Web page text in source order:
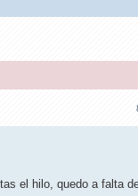
el hilo, quedo a falta